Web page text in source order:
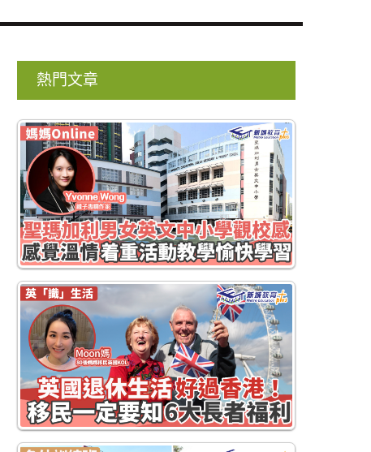
熱門文章